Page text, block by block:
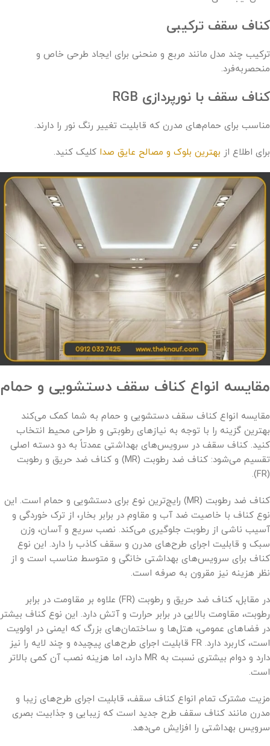
کناف سقف ترکیبی
ترکیب چند مدل مانند مربع و منحنی برای ایجاد طرحی خاص و
منحصر‌به‌فرد.
کناف سقف با نورپردازی
مناسب برای حمام‌های مدرن که قابلیت تغییر رنگ نور را دارند.
برای اطلاع از بهترین بلوک و مصالح عایق صدا کلیک کنید.
مقایسه انواع کناف سقف دستشویی و حمام
مقایسه انواع کناف سقف دستشویی و حمام به شما کمک می‌کند
بهترین گزینه را با توجه به نیازهای رطوبتی و طراحی محیط انتخاب
کنید. کناف سقف در سرویس‌های بهداشتی عمدتاً به دو دسته اصلی
تقسیم می‌شود: کناف ضد رطوبت (MR) و کناف ضد حریق و رطوبت
(FR).
کناف ضد رطوبت (MR) رایج‌ترین نوع برای دستشویی و حمام است. این
نوع کناف با خاصیت ضد آب و مقاوم در برابر بخار، از ترک خوردگی و
آسیب ناشی از رطوبت جلوگیری می‌کند. نصب سریع و آسان، وزن
سبک و قابلیت اجرای طرح‌های مدرن و سقف کاذب را دارد. این نوع
کناف برای سرویس‌های بهداشتی خانگی و متوسط مناسب است و از
نظر هزینه نیز مقرون به صرفه است.
در مقابل، کناف ضد حریق و رطوبت (FR) علاوه بر مقاومت در برابر
رطوبت، مقاومت بالایی در برابر حرارت و آتش دارد. این نوع کناف بیشتر
در فضاهای عمومی، هتل‌ها و ساختمان‌های بزرگ که ایمنی در اولویت
است، کاربرد دارد. FR قابلیت اجرای طرح‌های پیچیده و چند لایه را نیز
دارد و دوام بیشتری نسبت به MR دارد، اما هزینه نصب آن کمی بالاتر
است.
مزیت مشترک تمام انواع کناف سقف، قابلیت اجرای طرح‌های زیبا و
مدرن مانند کناف سقف طرح جدید است که زیبایی و جذابیت بصری
سرویس بهداشتی را افزایش می‌دهد.